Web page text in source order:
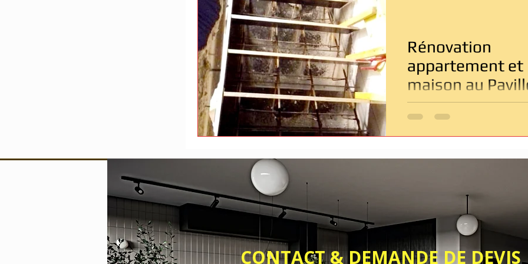
Devis travaux Entreprise de rénovation Paris
Entreprise de bâtiment Dépannage & Urgence
Rénovation
appartement et
maison au
sous bois
CONTACT & DEMANDE DE DEVIS